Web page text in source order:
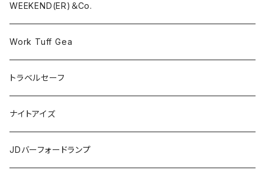
WEEKEND(ER)＆Co.
Work Tuff Gea
トラベルセーフ
ナイトアイズ
JDバーフォードランプ